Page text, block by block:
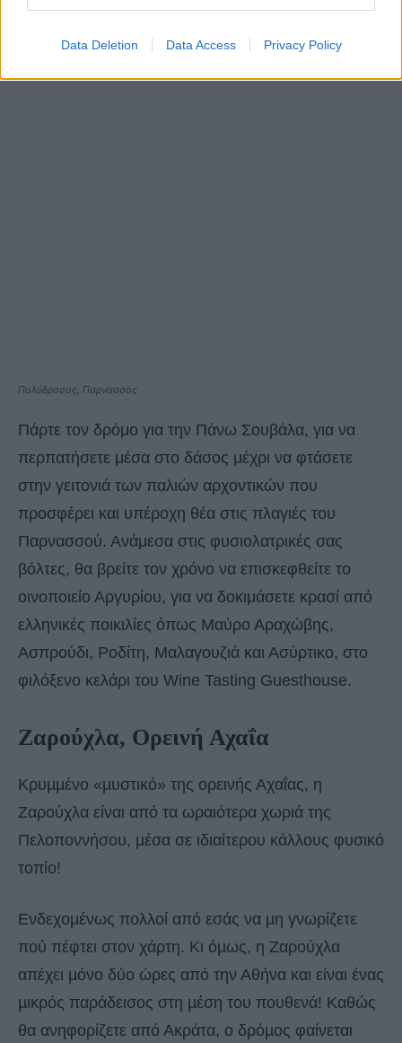
Data Deletion Data Access Privacy Policy
Πολύδροσος, Παρνασσός
Πάρτε τον δρόμο για την Πάνω Σουβάλα, για να
περπατήσετε μέσα στο δάσος μέχρι να φτάσετε
στην γειτονιά των παλιών αρχοντικών που
προσφέρει και υπέροχη θέα στις πλαγιές του
Παρνασσού. Ανάμεσα στις φυσιολατρικές σας
βόλτες, θα βρείτε τον χρόνο να επισκεφθείτε το
οινοποιείο Αργυρίου, για να δοκιμάσετε κρασί από
ελληνικές ποικιλίες όπως Μαύρο Αραχώβης,
Ασπρούδι, Ροδίτη, Μαλαγουζιά και Ασύρτικο, στο
φιλόξενο κελάρι του Wine Tasting Guesthouse.
Ζαρούχλα, Ορεινή Αχαΐα
Κρυµµένο «µυστικό» της ορεινής Αχαΐας, η
Ζαρούχλα είναι από τα ωραιότερα χωριά της
Πελοποννήσου, µέσα σε ιδιαίτερου κάλλους φυσικό
τοπίο!
Ενδεχοµένως πολλοί από εσάς να µη γνωρίζετε
πού πέφτει στον χάρτη. Κι όµως, η Ζαρούχλα
απέχει µόνο δύο ώρες από την Αθήνα και είναι ένας
µικρός παράδεισος στη µέση του πουθενά! Καθώς
θα ανηφορίζετε από Ακράτα, ο δρόµος φαίνεται